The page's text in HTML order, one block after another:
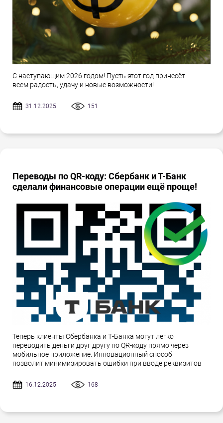
С наступающим 2026 годом! Пусть этот год принесёт
всем радость, удачу и новые возможности!
31.12.2025 151
Переводы по QR-коду: Сбербанк и Т-Банк
сделали финансовые операции ещё проще!
Теперь клиенты Сбербанка и Т-Банка могут легко
переводить деньги друг другу по QR-коду прямо через
мобильное приложение. Инновационный способ
позволит минимизировать ошибки при вводе реквизитов
16.12.2025 168